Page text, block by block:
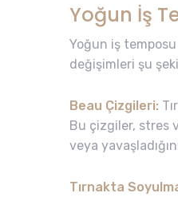
Yoğun İş
Yoğun iş temposu
değişimleri şu
Beau Çizgileri:
Bu çizgiler, stres
veya
Tırnakta